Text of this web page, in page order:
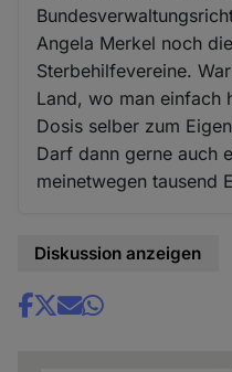
Angela Merkel noch
Sterbehilfevereine.
Land, wo man einfach
Dosis selber zum
Darf dann gerne auch
meinetwegen tausend
Diskussion anzeigen
Share